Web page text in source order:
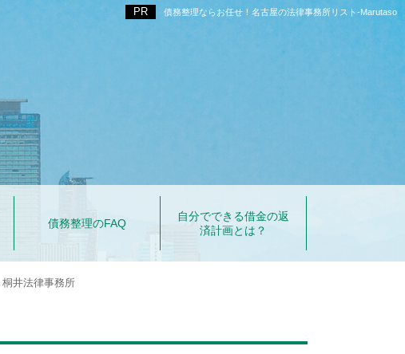
債務整理ならお任せ！名古屋の法律事務所リスト‐Marutaso
債務整理のFAQ
自分でできる借金の返
済計画とは？
桐井法律事務所